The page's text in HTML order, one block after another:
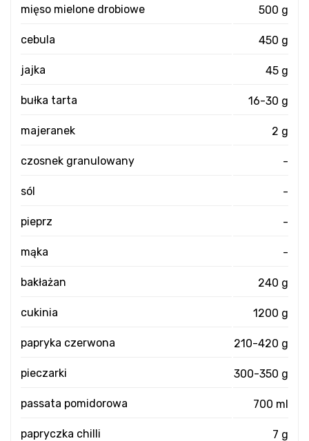
mięso mielone drobiowe 500 g
cebula 450 g
jajka 45 g
bułka tarta 16-30 g
majeranek 2 g
czosnek granulowany -
sól -
pieprz -
mąka -
bakłażan 240 g
cukinia 1200 g
papryka czerwona 210-420 g
pieczarki 300-350 g
passata pomidorowa 700 ml
papryczka chilli 7 g